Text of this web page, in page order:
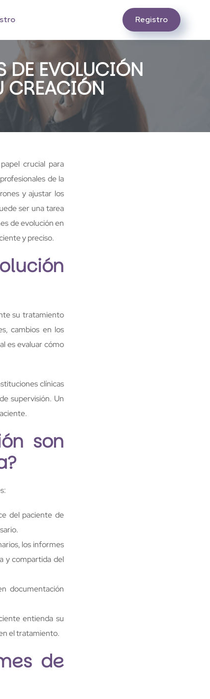
Registro
DE EVOLUCIÓN
CREACIÓN
crucial para
de la
y ajustar los
ser una tarea
de evolución en
y preciso.
su tratamiento
cambios en los
es evaluar cómo
clínicas
supervisión. Un
son
del paciente de
los informes
y compartida del
documentación
entienda su
el tratamiento.
de